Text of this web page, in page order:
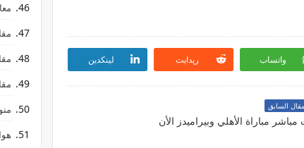
واتساب ريدايت لينكدين
السابق
مباشر مباراة الأهلي وبيراميدز الأن